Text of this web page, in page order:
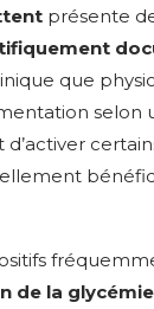
présente
que
selon
de la glycémie